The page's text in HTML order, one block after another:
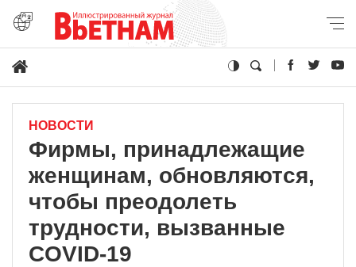
НОВОСТИ
Фирмы, принадлежащие
женщинам, обновляются,
чтобы преодолеть
трудности, вызванные
COVID-19